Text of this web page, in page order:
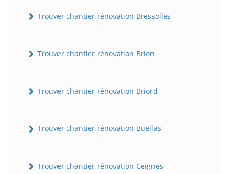
Trouver chantier rénovation Bressolles
Trouver chantier rénovation Brion
Trouver chantier rénovation Briord
Trouver chantier rénovation Buellas
Trouver chantier rénovation Ceignes